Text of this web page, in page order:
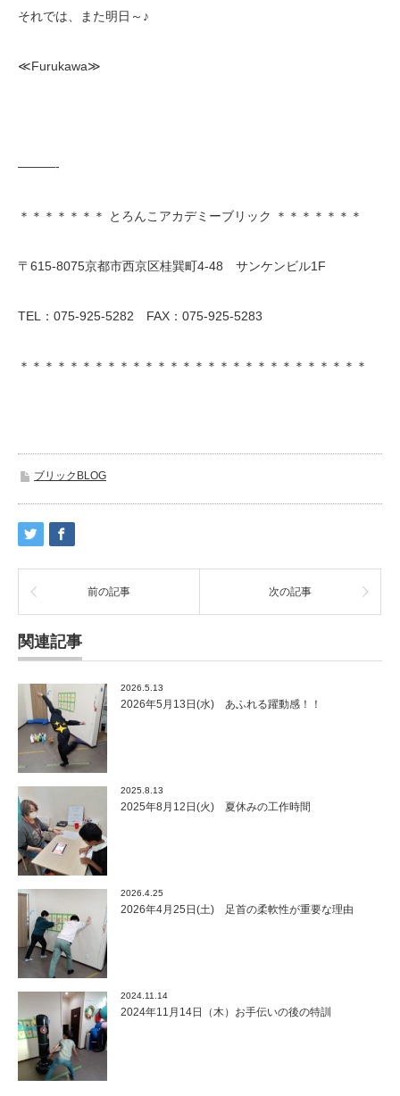
それでは、また明日～♪
≪Furukawa≫
———-
＊＊＊＊＊＊＊ とろんこアカデミーブリック ＊＊＊＊＊＊＊
〒615-8075京都市西京区桂巽町4-48 サンケンビル1F
TEL：075-925-5282 FAX：075-925-5283
＊＊＊＊＊＊＊＊＊＊＊＊＊＊＊＊＊＊＊＊＊＊＊＊＊＊＊＊
ブリックBLOG
前の記事 次の記事
関連記事
2026.5.13
2026年5月13日(水) あふれる躍動感！！
2025.8.13
2025年8月12日(火) 夏休みの工作時間
2026.4.25
2026年4月25日(土) 足首の柔軟性が重要な理由
2024.11.14
2024年11月14日（木）お手伝いの後の特訓